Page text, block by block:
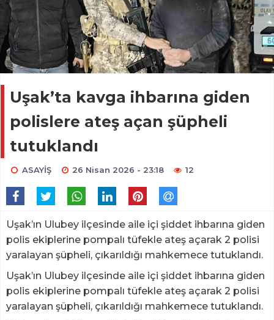
Uşak’ta kavga ihbarına giden
polislere ateş açan şüpheli
tutuklandı
ASAYİŞ 26 Nisan 2026 - 23:18 12
Uşak’ın Ulubey ilçesinde aile içi şiddet ihbarına giden
polis ekiplerine pompalı tüfekle ateş açarak 2 polisi
yaralayan şüpheli, çıkarıldığı mahkemece tutuklandı.
Uşak’ın Ulubey ilçesinde aile içi şiddet ihbarına giden
polis ekiplerine pompalı tüfekle ateş açarak 2 polisi
yaralayan şüpheli, çıkarıldığı mahkemece tutuklandı.